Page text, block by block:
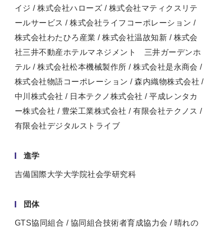
イジ / 株式会社ハローズ / 株式会社マティクスリテ
ールサービス / 株式会社ライフコーポレーション /
株式会社わたひろ産業 / 株式会社温故知新 / 株式会
社三井不動産ホテルマネジメント 三井ガーデンホ
テル / 株式会社松本機械製作所 / 株式会社是永商会 /
株式会社物語コーポレーション / 森内織物株式会社 /
中川株式会社 / 日本テクノ株式会社 / 平成レンタカ
ー株式会社 / 豊栄工業株式会社 / 有限会社テクノス /
有限会社デジタルストライブ
進学
吉備国際大学大学院社会学研究科
団体
GTS協同組合 / 協同組合技術者育成協力会 / 晴れの